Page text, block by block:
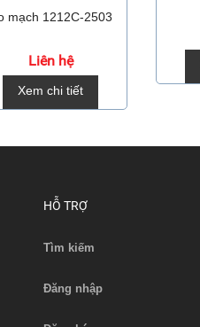
mạch 1212C-2503
Liên hệ
Xem chi tiết
HỖ TRỢ
Tìm kiếm
Đăng nhập